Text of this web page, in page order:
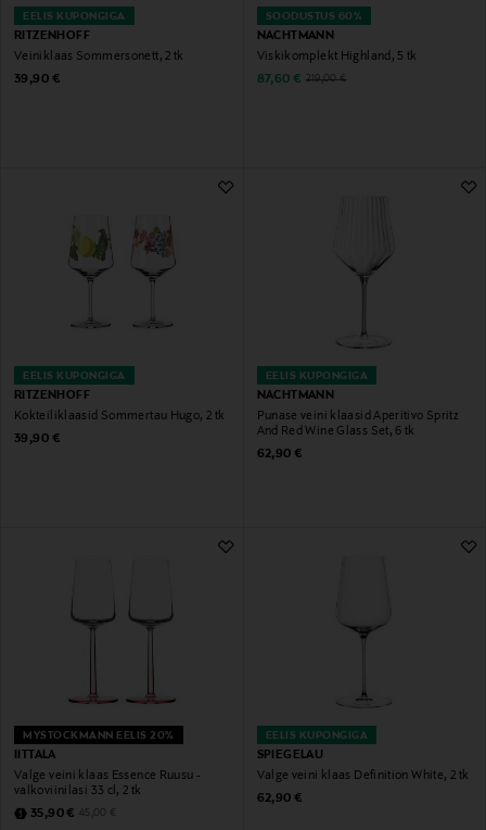
EELIS KUPONGIGA
RITZENHOFF
Veiniklaas Sommersonett, 2 tk
Original Price
39,90 €
SOODUSTUS 60%
NACHTMANN
Viskikomplekt Highland, 5 tk
Discounted Price
87,60 € Original Price
219,00 €
EELIS KUPONGIGA
RITZENHOFF
Kokteiliklaasid Sommertau Hugo, 2 tk
Original Price
39,90 €
EELIS KUPONGIGA
NACHTMANN
Punase veini klaasid Aperitivo Spritz
And Red Wine Glass Set, 6 tk
Original Price
62,90 €
MYSTOCKMANN EELIS 20%
IITTALA
Valge veini klaas Essence Ruusu -
valkoviinilasi 33 cl, 2 tk
Discounted Price
35,90 € Original Price
45,00 €
EELIS KUPONGIGA
SPIEGELAU
Valge veini klaas Definition White, 2 tk
Original Price
62,90 €